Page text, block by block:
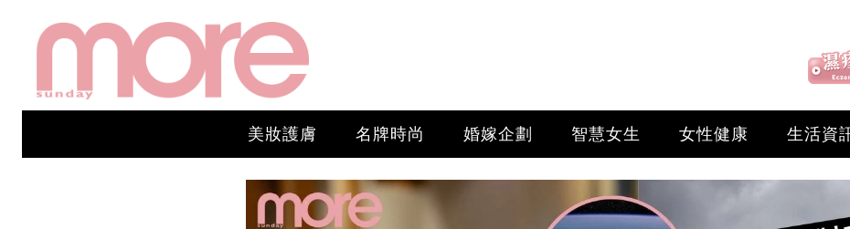
美妝護膚 名牌時尚 婚嫁企劃 智慧女生 女性健康 生活資